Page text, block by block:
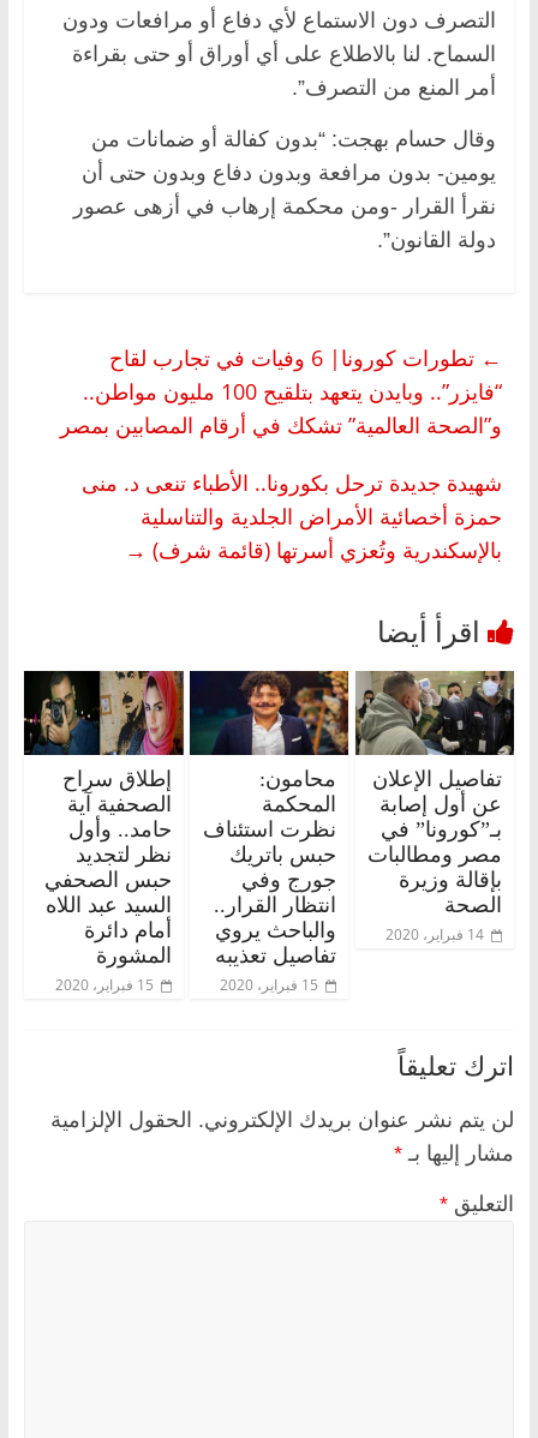
التصرف دون الاستماع لأي دفاع أو مرافعات ودون
السماح. لنا بالاطلاع على أي أوراق أو حتى بقراءة
أمر المنع من التصرف”.
وقال حسام بهجت: “بدون كفالة أو ضمانات من
يومين- بدون مرافعة وبدون دفاع وبدون حتى أن
نقرأ القرار -ومن محكمة إرهاب في أزهى عصور
دولة القانون”.
←
تطورات كورونا| 6 وفيات في تجارب لقاح
“فايزر”.. وبايدن يتعهد بتلقيح 100 مليون مواطن..
و”الصحة العالمية” تشكك في أرقام المصابين بمصر
شهيدة جديدة ترحل بكورونا.. الأطباء تنعى د. منى
حمزة أخصائية الأمراض الجلدية والتناسلية
بالإسكندرية وتُعزي أسرتها (قائمة شرف) →
تفاصيل الإعلان
عن أول إصابة
بـ”كورونا” في
مصر ومطالبات
بإقالة وزيرة
الصحة
14 فبراير، 2020
محامون:
المحكمة
نظرت استئناف
حبس باتريك
جورج وفي
انتظار القرار..
والباحث يروي
تفاصيل تعذيبه
15 فبراير، 2020
إطلاق سراح
الصحفية آية
حامد.. وأول
نظر لتجديد
حبس الصحفي
السيد عبد اللاه
أمام دائرة
المشورة
15 فبراير، 2020
اترك تعليقاً
لن يتم نشر عنوان بريدك الإلكتروني. الحقول الإلزامية
مشار إليها بـ *
التعليق *